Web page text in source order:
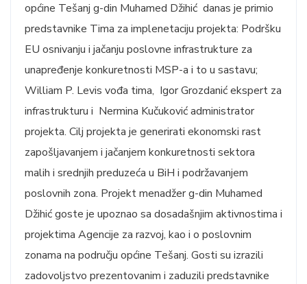
općine Tešanj g-din Muhamed Džihić danas je primio
predstavnike Tima za implenetaciju projekta: Podršku
EU osnivanju i jačanju poslovne infrastrukture za
unapređenje konkuretnosti MSP-a i to u sastavu;
William P. Levis vođa tima, Igor Grozdanić ekspert za
infrastrukturu i Nermina Kučuković administrator
projekta. Cilj projekta je generirati ekonomski rast
zapošljavanjem i jačanjem konkuretnosti sektora
malih i srednjih preduzeća u BiH i podržavanjem
poslovnih zona. Projekt menadžer g-din Muhamed
Džihić goste je upoznao sa dosadašnjim aktivnostima i
projektima Agencije za razvoj, kao i o poslovnim
zonama na području općine Tešanj. Gosti su izrazili
zadovoljstvo prezentovanim i zaduzili predstavnike